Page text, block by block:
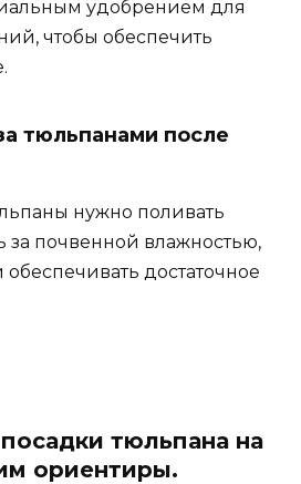
удобрением для
чтобы обеспечить
тюльпанами после
нужно поливать
за почвенной влажностью,
достаточное
тюльпана на
ориентиры.